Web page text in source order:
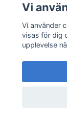
© Copyright
Vi
Vi använder
visas för dig
upplevelse